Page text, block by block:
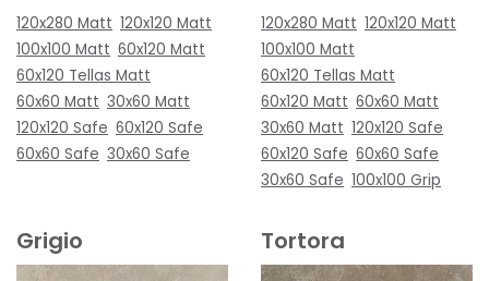
120x280 Matt 120x120 Matt
100x100 Matt 60x120 Matt
60x120 Tellas Matt
60x60 Matt 30x60 Matt
120x120 Safe 60x120 Safe
60x60 Safe 30x60 Safe
120x280 Matt 120x120 Matt
100x100 Matt
60x120 Tellas Matt
60x120 Matt 60x60 Matt
30x60 Matt 120x120 Safe
60x120 Safe 60x60 Safe
30x60 Safe 100x100 Grip
Grigio Tortora